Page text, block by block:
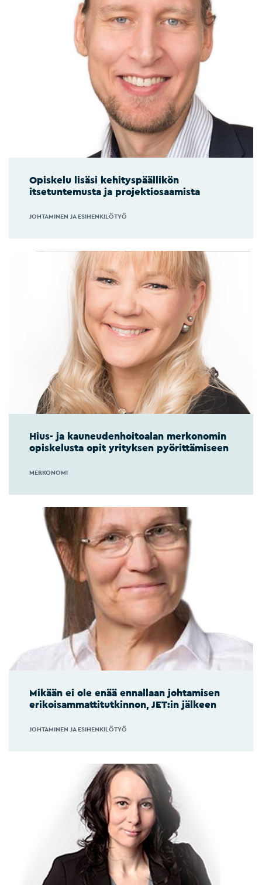
Opiskelu lisäsi kehityspäällikön
itsetuntemusta ja projektiosaamista
JOHTAMINEN JA ESIHENKILÖTYÖ
Hius- ja kauneudenhoitoalan merkonomin
opiskelusta opit yrityksen pyörittämiseen
MERKONOMI
Mikään ei ole enää ennallaan johtamisen
erikoisammattitutkinnon, JET:in jälkeen
JOHTAMINEN JA ESIHENKILÖTYÖ